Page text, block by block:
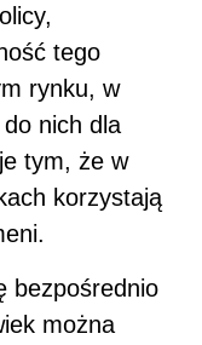
tego
rynku, w
nich dla
tym, że w
korzystają
bezpośrednio
można